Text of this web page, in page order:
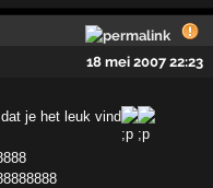
18 mei 2007 22:23
je het leuk vind